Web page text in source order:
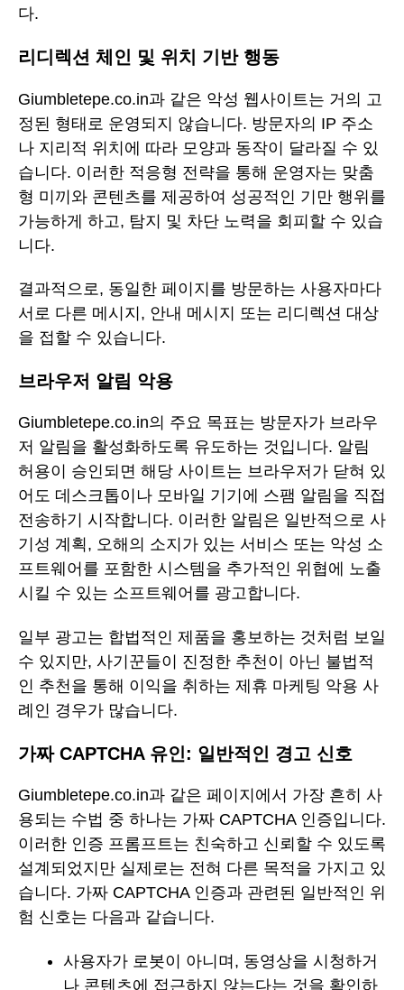
다.
리디렉션 체인 및 위치 기반 행동
Giumbletepe.co.in과 같은 악성 웹사이트는 거의 고
정된 형태로 운영되지 않습니다. 방문자의 IP 주소
나 지리적 위치에 따라 모양과 동작이 달라질 수 있
습니다. 이러한 적응형 전략을 통해 운영자는 맞춤
형 미끼와 콘텐츠를 제공하여 성공적인 기만 행위를
가능하게 하고, 탐지 및 차단 노력을 회피할 수 있습
니다.
결과적으로, 동일한 페이지를 방문하는 사용자마다
서로 다른 메시지, 안내 메시지 또는 리디렉션 대상
을 접할 수 있습니다.
브라우저 알림 악용
Giumbletepe.co.in의 주요 목표는 방문자가 브라우
저 알림을 활성화하도록 유도하는 것입니다. 알림
허용이 승인되면 해당 사이트는 브라우저가 닫혀 있
어도 데스크톱이나 모바일 기기에 스팸 알림을 직접
전송하기 시작합니다. 이러한 알림은 일반적으로 사
기성 계획, 오해의 소지가 있는 서비스 또는 악성 소
프트웨어를 포함한 시스템을 추가적인 위협에 노출
시킬 수 있는 소프트웨어를 광고합니다.
일부 광고는 합법적인 제품을 홍보하는 것처럼 보일
수 있지만, 사기꾼들이 진정한 추천이 아닌 불법적
인 추천을 통해 이익을 취하는 제휴 마케팅 악용 사
례인 경우가 많습니다.
가짜 CAPTCHA 유인: 일반적인 경고 신호
Giumbletepe.co.in과 같은 페이지에서 가장 흔히 사
용되는 수법 중 하나는 가짜 CAPTCHA 인증입니다.
이러한 인증 프롬프트는 친숙하고 신뢰할 수 있도록
설계되었지만 실제로는 전혀 다른 목적을 가지고 있
습니다. 가짜 CAPTCHA 인증과 관련된 일반적인 위
험 신호는 다음과 같습니다.
사용자가 로봇이 아니며, 동영상을 시청하거
나 콘텐츠에 접근하지 않는다는 것을 확인하